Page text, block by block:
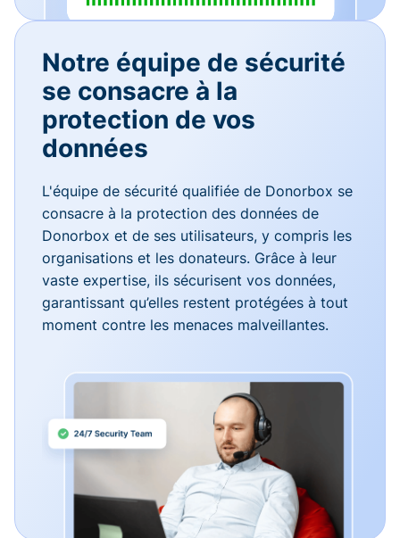
Notre équipe de sécurité
se consacre à la
protection de vos
données
L'équipe de sécurité qualifiée de Donorbox se
consacre à la protection des données de
Donorbox et de ses utilisateurs, y compris les
organisations et les donateurs. Grâce à leur
vaste expertise, ils sécurisent vos données,
garantissant qu’elles restent protégées à tout
moment contre les menaces malveillantes.